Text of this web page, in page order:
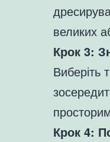
великих
Крок 3:
Виберіть
Крок 4: